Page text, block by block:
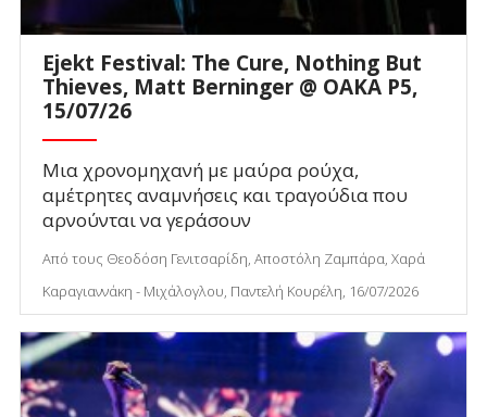
Ejekt Festival: The Cure, Nothing But
Thieves, Matt Berninger @ ΟΑΚΑ P5,
15/07/26
Μια χρονομηχανή με μαύρα ρούχα,
αμέτρητες αναμνήσεις και τραγούδια που
αρνούνται να γεράσουν
Από τους Θεοδόση Γενιτσαρίδη, Αποστόλη Ζαμπάρα, Χαρά
Καραγιαννάκη - Μιχάλογλου, Παντελή Κουρέλη, 16/07/2026